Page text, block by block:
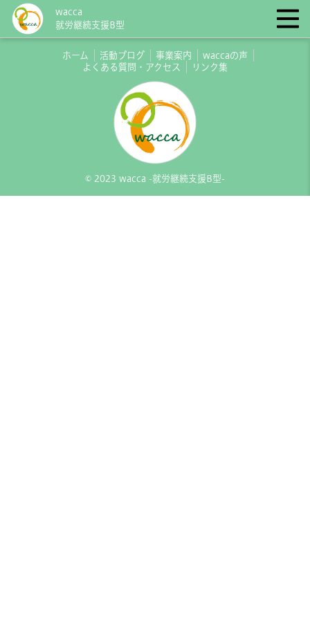
wacca
就労継続支援B型
ホーム 活動ブログ 事業案内
waccaの声
よくある質問・アクセス
リンク集
© 2023 wacca -就労継続支援B型-